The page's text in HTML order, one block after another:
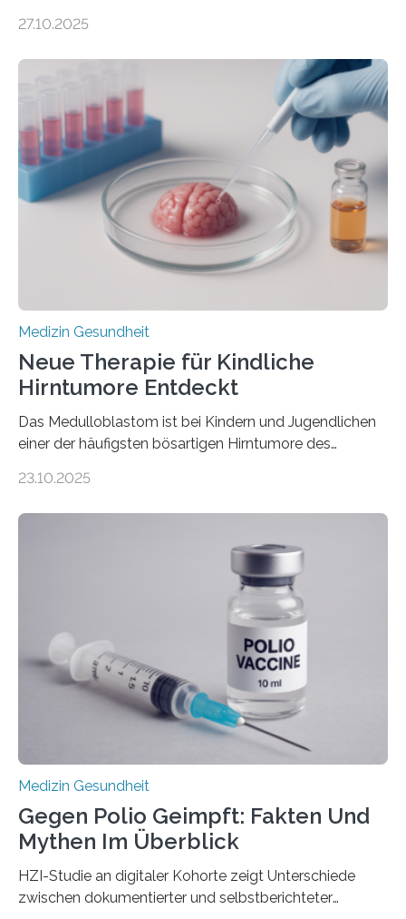
aus dem Deutschen Zentrum für Herzinsuffizienz
im Journal Circulation, warum der Energietransport bei
der Hypertrophen Kardiomyopathie (HCM) versagen
kann und wie sich durch eine Verringerung der
Herzbelastung und des oxidativen Stresses
Rhythmusstörungen reduzieren lassen. Würzburg. Die
hypertrophe Kardiomyopathie (HCM) ist die häufigste
erblich bedingte Herzerkrankung. Sie führt dazu, dass
sich die linke Herzkammer verdickt, der Herzmuskel zu
stark kontrahiert…
27.10.2025
Medizin Gesundheit
Neue Therapie für Kindliche
Hirntumore Entdeckt
Das Medulloblastom ist bei Kindern und Jugendlichen
einer der häufigsten bösartigen Hirntumore des
Betroffenen können mit heutigen Methoden geheilt
Dringend benötigt werden zielgerichtete Therapien, die
nur Tumorschwachstellen angreifen und normales
Gewebe verschonen. Forschende um Daniel Merk vom
Hertie-Institut für klinische Hirnforschung am
Universitätsklinikum Tübingen haben eine solche
Schwachstelle im Erbgut einer Untergruppe des
Medulloblastoms gefunden. Die Wilhelm Sander-
Stiftung unterstützte das Projekt…
23.10.2025
Medizin Gesundheit
Gegen Polio Geimpft: Fakten Und
Mythen Im Überblick
HZI-Studie an digitaler Kohorte zeigt Unterschiede
zwischen dokumentierter und selbstberichteter